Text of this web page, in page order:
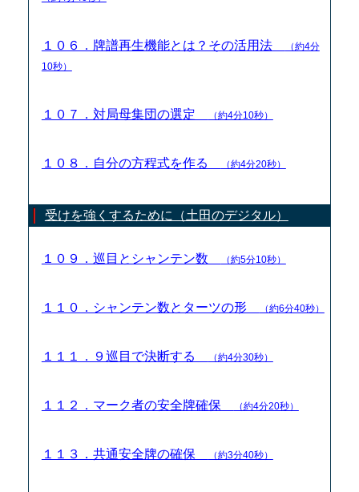
１０６．牌譜再生機能とは？その活用法
（約4分
10秒）
１０７．対局母集団の選定 （約4分10秒）
１０８．自分の方程式を作る （約4分20秒）
受けを強くするために（土田のデジタル）
１０９．巡目とシャンテン数 （約5分10秒）
１１０．シャンテン数とターツの形 （約6分40秒）
１１１．９巡目で決断する （約4分30秒）
１１２．マーク者の安全牌確保 （約4分20秒）
１１３．共通安全牌の確保 （約3分40秒）